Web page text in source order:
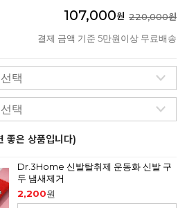
107,000원 220,000원
결제 금액 기준 5만원이상 무료배송
좋은 상품입니다)
Dr.3Home 신발탈취제 운동화 신발 구
두 냄새제거
2,200원